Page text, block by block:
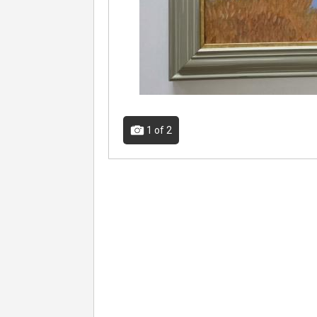
1 of 2